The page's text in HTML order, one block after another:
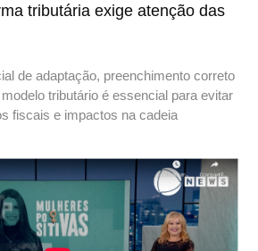
tributária exige atenção das
de adaptação, preenchimento correto
tributário é essencial para evitar
fiscais e impactos na cadeia